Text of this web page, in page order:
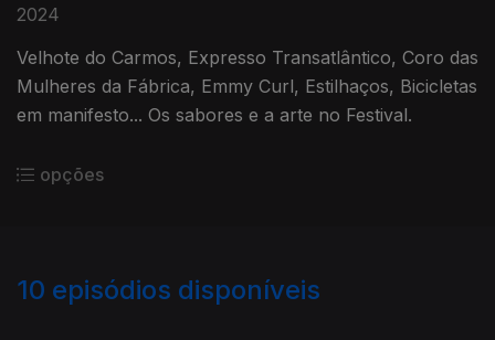
2024
Velhote do Carmos, Expresso Transatlântico, Coro das
Mulheres da Fábrica, Emmy Curl, Estilhaços, Bicicletas
em manifesto... Os sabores e a arte no Festival.
opções
10 episódios disponíveis